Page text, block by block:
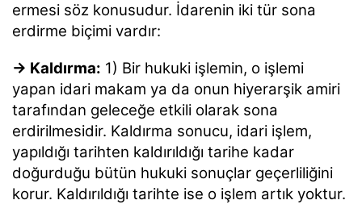
ermesi söz konusudur. İdarenin iki tür sona
erdirme biçimi vardır:
→ Kaldırma: 1) Bir hukuki işlemin, o işlemi
yapan idari makam ya da onun hiyerarşik amiri
tarafından geleceğe etkili olarak sona
erdirilmesidir. Kaldırma sonucu, idari işlem,
yapıldığı tarihten kaldırıldığı tarihe kadar
doğurduğu bütün hukuki sonuçlar geçerliliğini
korur. Kaldırıldığı tarihte ise o işlem artık yoktur.